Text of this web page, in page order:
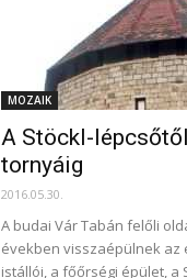
MOZAIK
A Stöckl-
tornyáig
2016.05.30.
A budai Vár Tabán felőli
években visszaépülnek az
istállói, a főőrségi épület, a